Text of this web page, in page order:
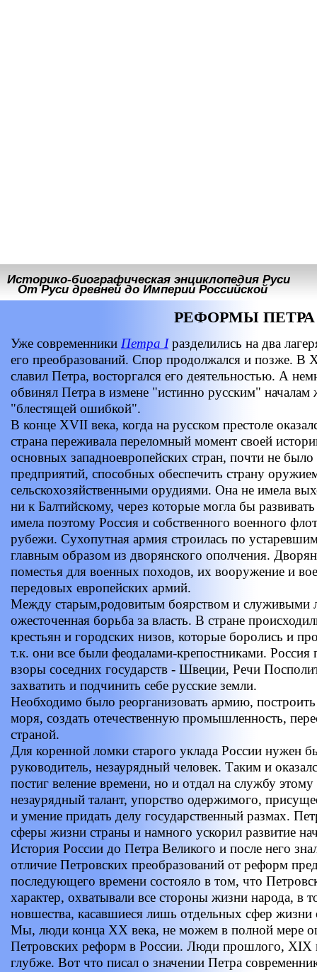
Историко-биографическая энциклопедия Руси
От Руси древней до Империи Российской
РЕФОРМЫ
Уже современники Петра Iразделились на два
его преобразований. Спор продолжался и позже.
славил Петра, восторгался его деятельностью. А
обвинял Петра в измене "истинно русским"
"блестящей ошибкой".
В конце XVII века, когда на русском престоле
страна переживала переломный момент своей
основных западноевропейских стран, почти не
предприятий, способных обеспечить страну
сельскохозяйственными орудиями. Она не имела
ни к Балтийскому, через которые могла бы
имела поэтому Россия и собственного военного
рубежи. Сухопутная армия строилась по
главным образом из дворянского ополчения.
поместья для военных походов, их вооружение и
передовых европейских армий.
Между старым,родовитым боярством и служивыми
ожесточенная борьба за власть. В стране
крестьян и городских низов, которые боролись и
т.к. они все были феодалами-крепостниками. Россия
взоры соседних государств - Швеции, Речи
захватить и подчинить себе русские земли.
Необходимо было реорганизовать армию,
моря, создать отечественную промышленность,
страной.
Для коренной ломки старого уклада России нужен
руководитель, незаурядный человек. Таким и
постиг веление времени, но и отдал на службу
незаурядный талант, упорство одержимого,
и умение придать делу государственный размах.
сферы жизни страны и намного ускорил развитие
История России до Петра Великого и после него
отличие Петровских преобразований от реформ
последующего времени состояло в том, что
характер, охватывали все стороны жизни народа, в
новшества, касавшиеся лишь отдельных сфер жизни
Мы, люди конца XX века, не можем в полной мере
Петровских реформ в России. Люди прошлого, XIX
глубже. Вот что писал о значении Петра